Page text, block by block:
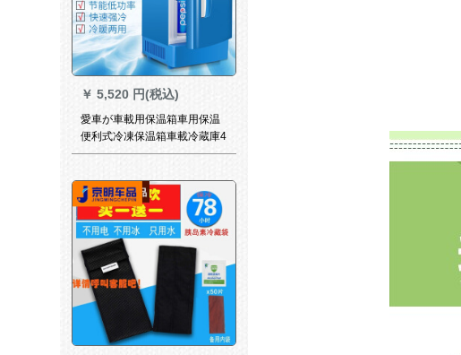
￥ 5,520 円(税込)
愛車が車載用保温箱車用保温
便利式冷凍保温箱車載冷蔵庫4
L車用冷暖両用4 l車用冷蔵庫